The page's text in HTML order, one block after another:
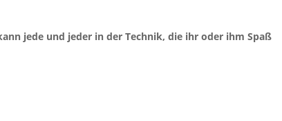
jede und jeder in der Technik, die ihr oder ihm Spaß